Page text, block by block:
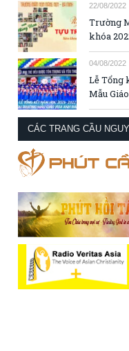
22/08/2022
Trường
khóa
04/08/2022
Lễ Tổng
Mẫu
CÁC TRANG CẦU